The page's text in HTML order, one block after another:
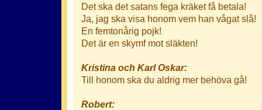
Det ska det satans fega kräket få betala!
Ja, jag ska visa honom vem han vågat slå!
En femtonårig pojk!
Det är en skymf mot släkten!
Kristina och Karl Oskar:
Till honom ska du aldrig mer behöva gå!
Robert: